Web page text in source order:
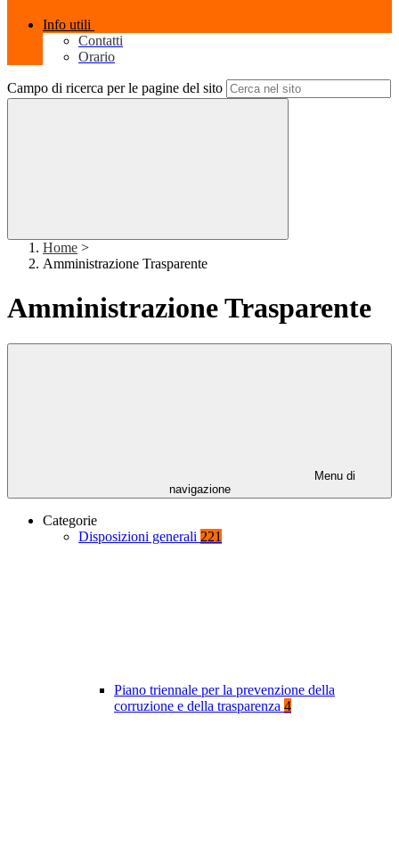
Info utili
Contatti
Orario
Campo di ricerca per le pagine del sito
Home >
Amministrazione Trasparente
Amministrazione Trasparente
Menu di
navigazione
Categorie
Disposizioni generali 221
Piano triennale per la prevenzione della
corruzione e della trasparenza 4